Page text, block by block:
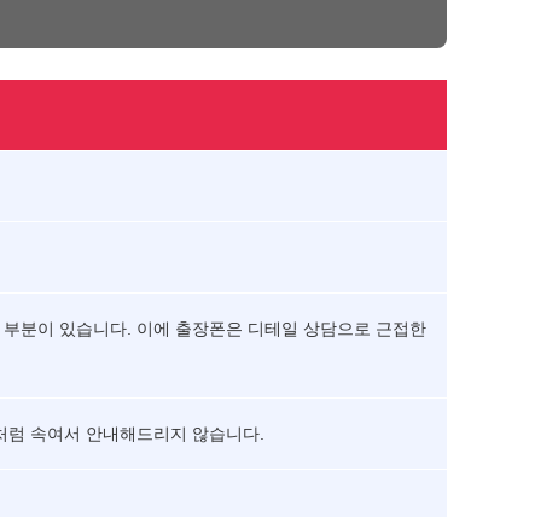
분이 있습니다. 이에 출장폰은 디테일 상담으로 근접한
속여서 안내해드리지 않습니다.